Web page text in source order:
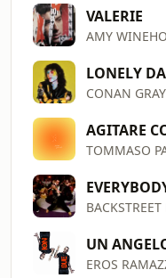
VALERIE
LONELY
CONAN GRAY
AGITARE
TOMMASO
BACKSTREET
UN
EROS